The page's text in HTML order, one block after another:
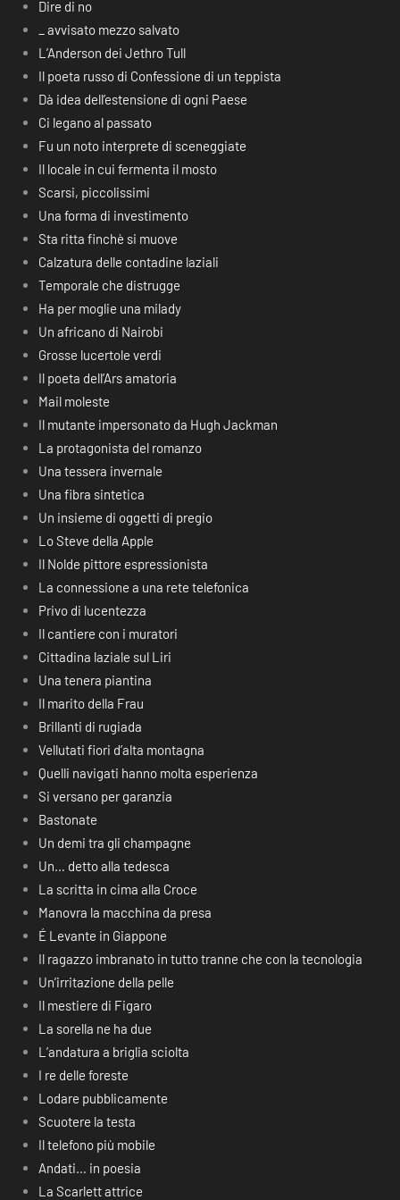
Dire di no
_ avvisato mezzo salvato
L’Anderson dei Jethro Tull
Il poeta russo di Confessione di un teppista
Dà idea dell’estensione di ogni Paese
Ci legano al passato
Fu un noto interprete di sceneggiate
Il locale in cui fermenta il mosto
Scarsi, piccolissimi
Una forma di investimento
Sta ritta finchè si muove
Calzatura delle contadine laziali
Temporale che distrugge
Ha per moglie una milady
Un africano di Nairobi
Grosse lucertole verdi
Il poeta dell’Ars amatoria
Mail moleste
Il mutante impersonato da Hugh Jackman
La protagonista del romanzo
Una tessera invernale
Una fibra sintetica
Un insieme di oggetti di pregio
Lo Steve della Apple
Il Nolde pittore espressionista
La connessione a una rete telefonica
Privo di lucentezza
Il cantiere con i muratori
Cittadina laziale sul Liri
Una tenera piantina
Il marito della Frau
Brillanti di rugiada
Vellutati fiori d’alta montagna
Quelli navigati hanno molta esperienza
Si versano per garanzia
Bastonate
Un demi tra gli champagne
Un… detto alla tedesca
La scritta in cima alla Croce
Manovra la macchina da presa
É Levante in Giappone
Il ragazzo imbranato in tutto tranne che con la tecnologia
Un’irritazione della pelle
Il mestiere di Figaro
La sorella ne ha due
L’andatura a briglia sciolta
I re delle foreste
Lodare pubblicamente
Scuotere la testa
Il telefono più mobile
Andati… in poesia
La Scarlett attrice